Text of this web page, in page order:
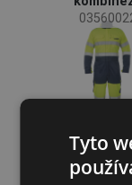
Kůže
Softshell
Tyto